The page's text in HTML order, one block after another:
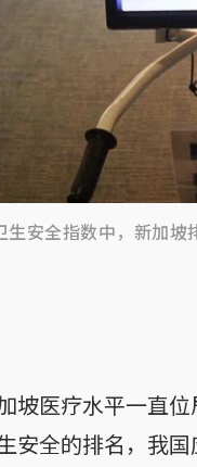
安全指数中，新加坡
坡医疗水平一直
安全的排名，我国